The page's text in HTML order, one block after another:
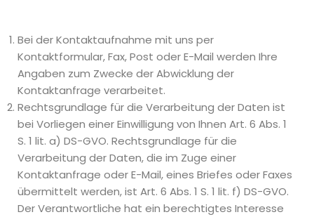
Bei der Kontaktaufnahme mit uns per
Kontaktformular, Fax, Post oder E-Mail werden Ihre
Angaben zum Zwecke der Abwicklung der
Kontaktanfrage verarbeitet.
Rechtsgrundlage für die Verarbeitung der Daten ist
bei Vorliegen einer Einwilligung von Ihnen Art. 6 Abs. 1
S. 1 lit. a) DS-GVO. Rechtsgrundlage für die
Verarbeitung der Daten, die im Zuge einer
Kontaktanfrage oder E-Mail, eines Briefes oder Faxes
übermittelt werden, ist Art. 6 Abs. 1 S. 1 lit. f) DS-GVO.
Der Verantwortliche hat ein berechtigtes Interesse